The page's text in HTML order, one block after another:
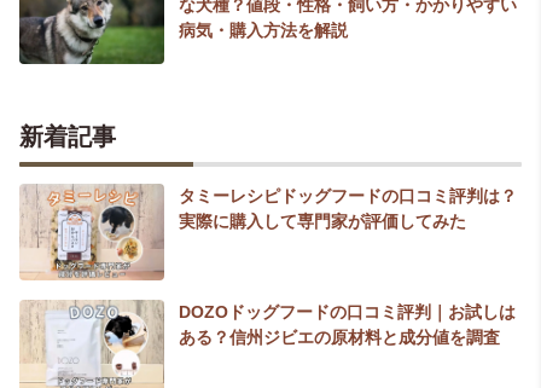
な犬種？値段・性格・飼い方・かかりやすい
病気・購入方法を解説
新着記事
タミーレシピドッグフードの口コミ評判は？
実際に購入して専門家が評価してみた
DOZOドッグフードの口コミ評判｜お試しは
ある？信州ジビエの原材料と成分値を調査